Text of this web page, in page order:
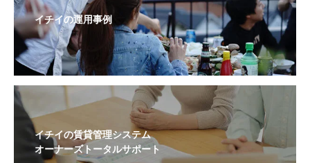
イチイの運用事例
イチイの賃貸管理システム
オーナーズトータルサポート